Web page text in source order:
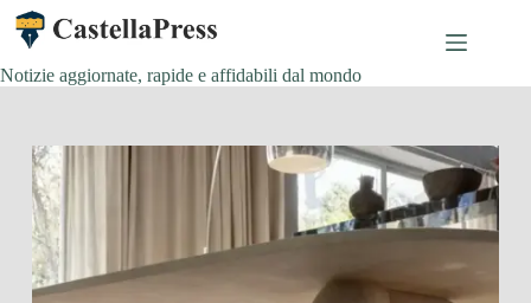
Salta
contenuto
Notizie aggiornate, rapide e affidabili dal mondo